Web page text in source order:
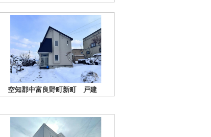
空知郡中富良野町新町 戸建